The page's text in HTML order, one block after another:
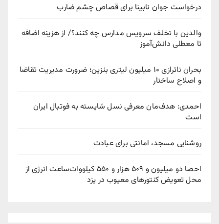
درخواست جوان نابینا برای قصاص چشم ضارب
والدین با تخلف سرویس مدارس چه کنند؟/ از هزینه اضافه
تا معطلی دانش‌آموز
بحران ناترازی ۱۰ میلیون لیتری بنزین؛ ضرورت مدیریت تقاضا
و اصلاح ساختار
احمدی: هدف‌مان معرفی نسل شایسته به فوتبال ایران
است
روشنایی مسجد، امانتی برای عبادت
احصا دو میلیون و ۵۰۹ هزار و ۵۵۰ کیلووات‌ساعت انرژی از
محل تعویض کنتورهای معیوب در یزد